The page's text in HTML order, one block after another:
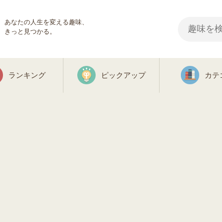
あなたの人生を変える趣味、
きっと見つかる。
ランキング ピックアップ カテ